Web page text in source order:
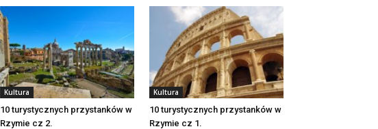
Kultura
10 turystycznych przystanków w
Rzymie cz 2.
Kultura
10 turystycznych przystanków w
Rzymie cz 1.